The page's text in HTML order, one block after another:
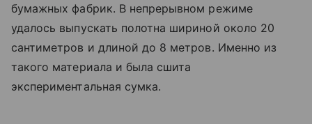
бумажных фабрик. В непрерывном режиме
удалось выпускать полотна шириной около 20
сантиметров и длиной до 8 метров. Именно из
такого материала и была сшита
экспериментальная сумка.